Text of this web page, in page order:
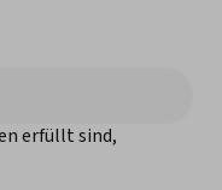
erfüllt sind,